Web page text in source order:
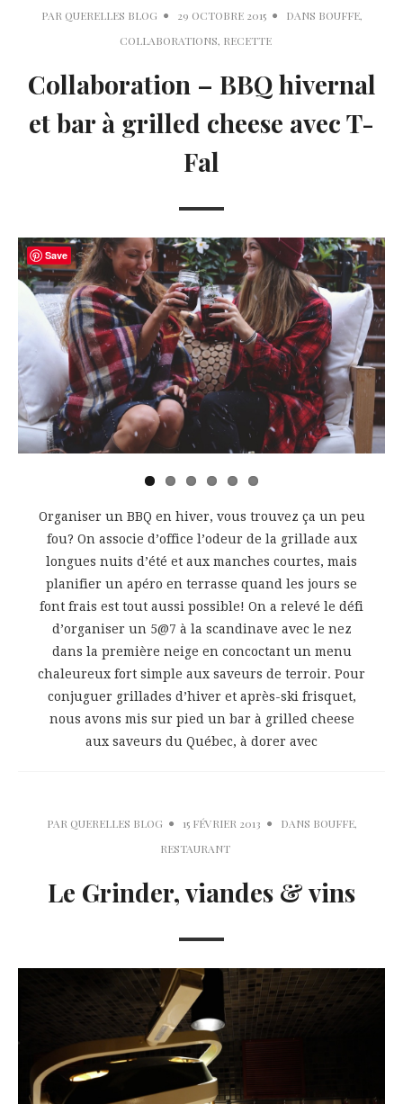
PAR QUERELLES BLOG 29 OCTOBRE 2015 DANS BOUFFE,
COLLABORATIONS, RECETTE
Collaboration – BBQ hivernal
et bar à grilled cheese avec T-
Fal
Organiser un BBQ en hiver, vous trouvez ça un peu
fou? On associe d’office l’odeur de la grillade aux
longues nuits d’été et aux manches courtes, mais
planifier un apéro en terrasse quand les jours se
font frais est tout aussi possible! On a relevé le défi
d’organiser un 5@7 à la scandinave avec le nez
dans la première neige en concoctant un menu
chaleureux fort simple aux saveurs de terroir. Pour
conjuguer grillades d’hiver et après-ski frisquet,
nous avons mis sur pied un bar à grilled cheese
aux saveurs du Québec, à dorer avec
PAR QUERELLES BLOG 15 FÉVRIER 2013 DANS BOUFFE,
RESTAURANT
Le Grinder, viandes & vins
Save